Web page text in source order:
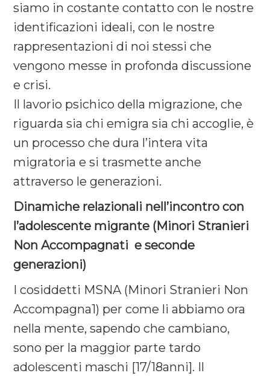
siamo in costante contatto con le nostre
identificazioni ideali, con le nostre
rappresentazioni di noi stessi che
vengono messe in profonda discussione
e crisi.
Il lavorio psichico della migrazione, che
riguarda sia chi emigra sia chi accoglie, è
un processo che dura l’intera vita
migratoria e si trasmette anche
attraverso le generazioni.
Dinamiche relazionali nell’incontro con
l’adolescente migrante (Minori Stranieri
Non Accompagnati e seconde
generazioni)
I cosiddetti MSNA (Minori Stranieri Non
Accompagna1) per come li abbiamo ora
nella mente, sapendo che cambiano,
sono per la maggior parte tardo
adolescenti maschi [17/18anni]. Il